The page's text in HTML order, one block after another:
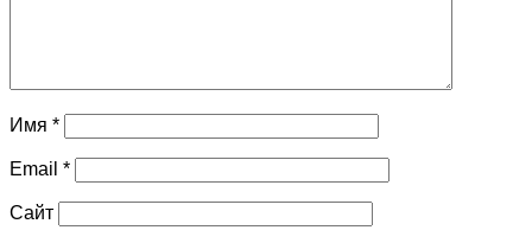
Имя *
Email *
Сайт